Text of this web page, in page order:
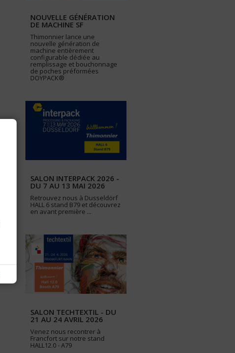
NOUVELLE GÉNÉRATION
DE MACHINE SF
Thimonnier lance une
nouvelle génération de
machine entièrement
configurable dédiée au
remplissage et bouchonnage
de poches préformées
DOYPACK®
SALON INTERPACK 2026 -
DU 7 AU 13 MAI 2026
Retrouvez nous à Dusseldörf
HALL 6 stand B79 et découvrez
en avant première ...
SALON TECHTEXTIL - DU
21 AU 24 AVRIL 2026
Venez nous recontrer à
Francfort sur notre stand
HALL12.0 - A79